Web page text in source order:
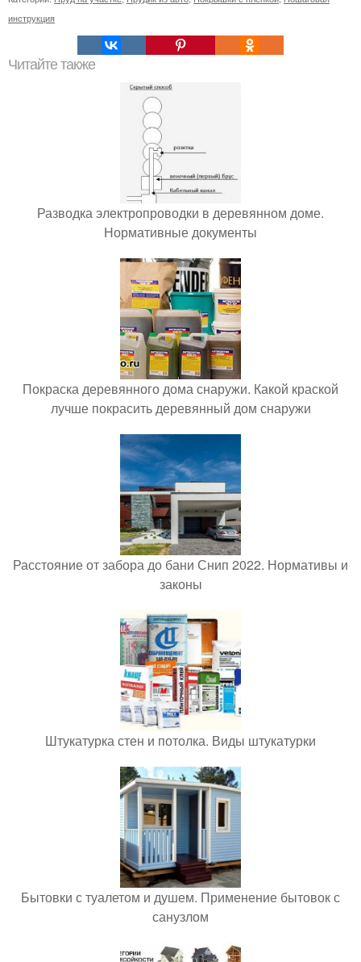
инструкция
Читайте также
Разводка электропроводки в деревянном доме.
Нормативные документы
Покраска деревянного дома снаружи. Какой краской
лучше покрасить деревянный дом снаружи
Расстояние от забора до бани Снип 2022. Нормативы и
законы
Штукатурка стен и потолка. Виды штукатурки
Бытовки с туалетом и душем. Применение бытовок с
санузлом